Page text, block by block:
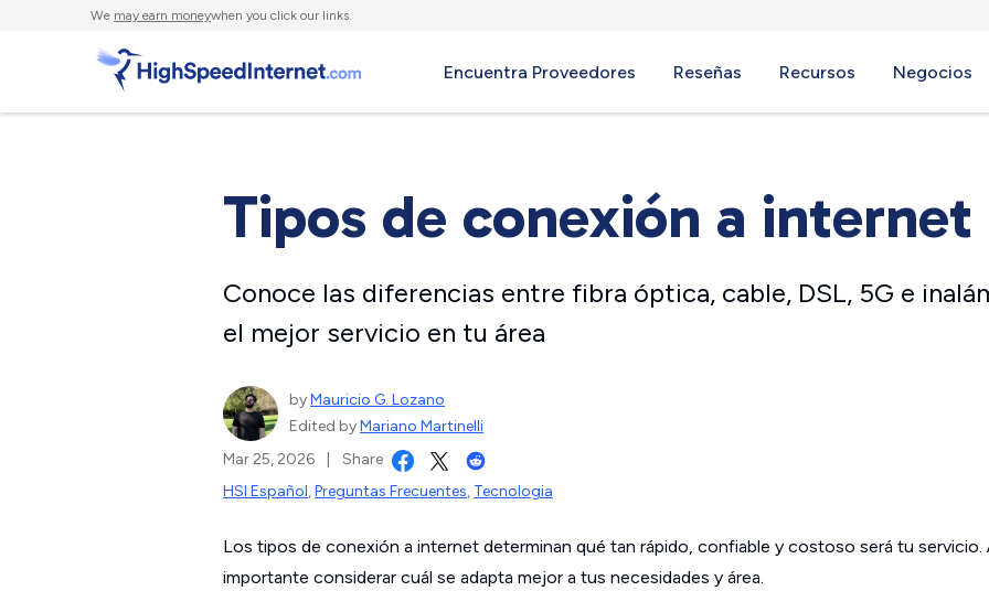
We may earn moneywhen you click our links.
Encuentra Proveedores Reseñas Recursos Negocios
Tipos de conexión a internet
Conoce las diferencias entre fibra óptica, cable, DSL, 5G e
el mejor servicio en tu área
byMauricio G. Lozano
Edited byMariano Martinelli
Mar 25, 2026
Share
HSI Español,Preguntas Frecuentes, Tecnologia
Los tipos de conexión a internet determinan qué tan rápido, confiable y costoso será tu servicio.
importante considerar cuál se adapta mejor a tus necesidades y área.